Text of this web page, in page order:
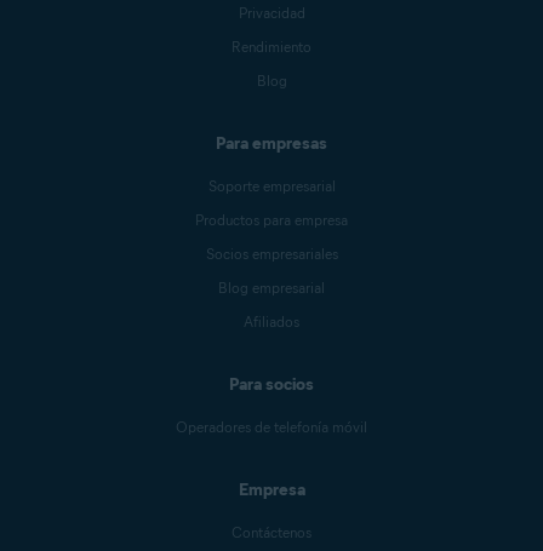
Privacidad
Rendimiento
Blog
Para empresas
Soporte empresarial
Productos para empresa
Socios empresariales
Blog empresarial
Afiliados
Para socios
Operadores de telefonía móvil
Empresa
Contáctenos